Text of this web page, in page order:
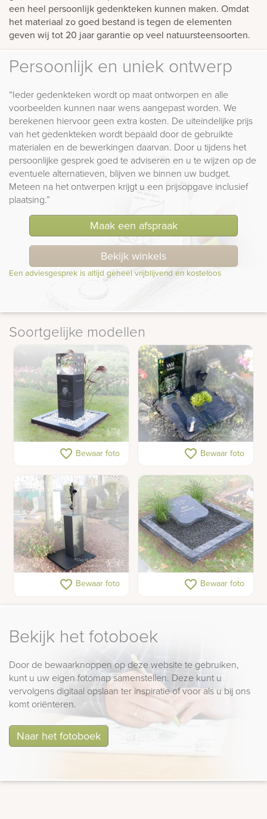
een heel persoonlijk gedenkteken kunnen maken. Omdat
het materiaal zo goed bestand is tegen de elementen
geven wij tot 20 jaar garantie op veel natuursteensoorten.
Persoonlijk en uniek ontwerp
“Ieder gedenkteken wordt op maat ontworpen en alle
voorbeelden kunnen naar wens aangepast worden. We
berekenen hiervoor geen extra kosten. De uiteindelijke prijs
van het gedenkteken wordt bepaald door de gebruikte
materialen en de bewerkingen daarvan. Door u tijdens het
persoonlijke gesprek goed te adviseren en u te wijzen op de
eventuele alternatieven, blijven we binnen uw budget.
Meteen na het ontwerpen krijgt u een prijsopgave inclusief
plaatsing.”
Maak een afspraak
Bekijk winkels
Een adviesgesprek is altijd geheel vrijblijvend en kosteloos
Soortgelijke modellen
Urnen gedenkteken
favorite_border Bewaar foto Urnengraf gedenksteen
favorite_border Bewaar foto
Kunst urnengraf
favorite_border Bewaar foto Urn gedenksteen
favorite_border Bewaar foto
Bekijk het fotoboek
Door de bewaarknoppen op deze website te gebruiken,
kunt u uw eigen fotomap samenstellen. Deze kunt u
vervolgens digitaal opslaan ter inspiratie of voor als u bij ons
komt oriënteren.
Naar het fotoboek